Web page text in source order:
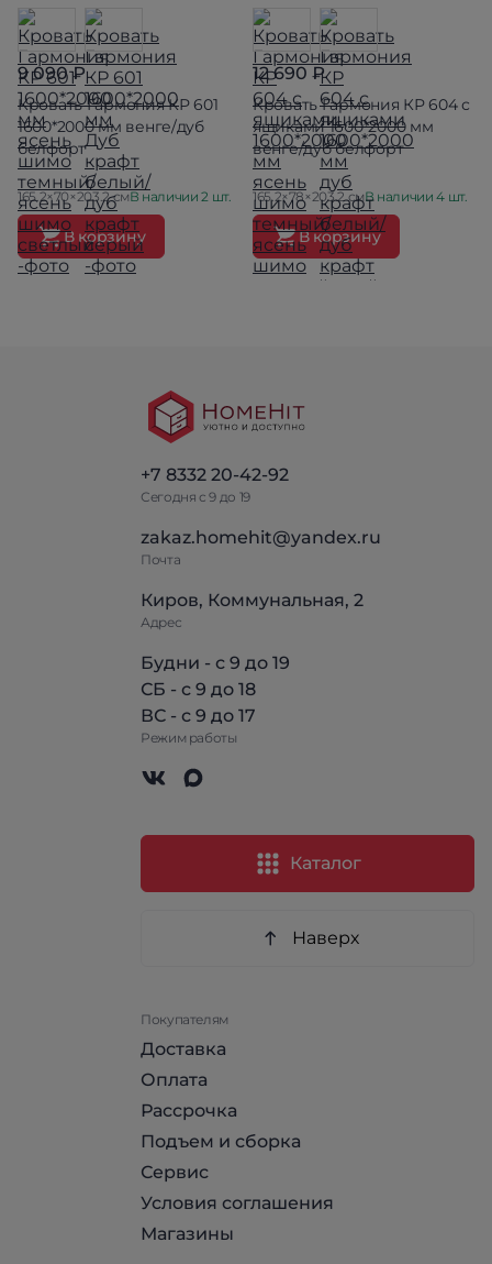
9 090 ₽
Кровать Гармония КР 601
1600*2000 мм венге/дуб
белфорт
165.2×70×203.2 смВ наличии 2 шт.
В корзину
12 690 ₽
Кровать Гармония КР 604 с
ящиками 1600*2000 мм
венге/дуб белфорт
165.2×78×203.2 смВ наличии 4 шт.
В корзину
+7 8332 20-42-92
Сегодня с 9 до 19
zakaz.homehit@yandex.ru
Почта
Киров, Коммунальная, 2
Адрес
Будни - с 9 до 19
СБ - с 9 до 18
ВС - с 9 до 17
Режим работы
Каталог
Наверх
Покупателям
Доставка
Оплата
Рассрочка
Подъем и сборка
Сервис
Условия соглашения
Магазины